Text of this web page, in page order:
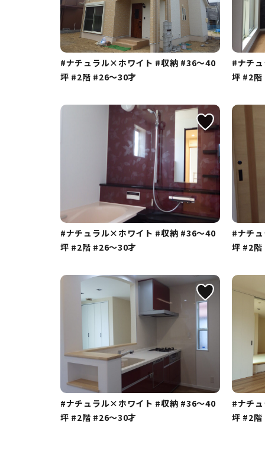
#ナチュラル×ホワイト #収納 #36～40
坪 #2階 #26～30才
#ナチ
坪 #2階
#ナチュラル×ホワイト #収納 #36～40
坪 #2階 #26～30才
#ナチ
坪 #2階
#ナチュラル×ホワイト #収納 #36～40
坪 #2階 #26～30才
#ナチ
坪 #2階